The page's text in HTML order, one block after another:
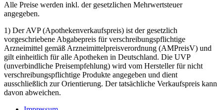
Alle Preise werden inkl. der gesetzlichen Mehrwertsteuer
angegeben.
1) Der AVP (Apothekenverkaufspreis) ist der gesetzlich
vorgeschriebene Abgabepreis für verschreibungspflichtige
Arzneimittel gemäß Arzneimittelpreisverordnung (AMPreisV) und
gilt einheitlich für alle Apotheken in Deutschland. Die UVP
(unverbindliche Preisempfehlung) wird vom Hersteller für nicht
verschreibungspflichtige Produkte angegeben und dient
ausschließlich zur Orientierung. Der tatsächliche Verkaufspreis kann
davon abweichen.